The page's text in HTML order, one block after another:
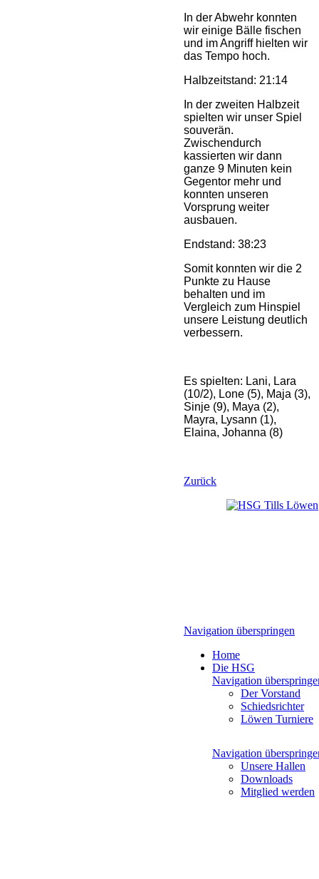
In der Abwehr konnten
wir einige Bälle fischen
und im Angriff hielten wir
das Tempo hoch.
Halbzeitstand: 21:14
In der zweiten Halbzeit
spielten wir unser Spiel
souverän.
Zwischendurch
kassierten wir dann
ganze 9 Minuten kein
Gegentor mehr und
konnten unseren
Vorsprung weiter
ausbauen.
Endstand: 38:23
Somit konnten wir die 2
Punkte zu Hause
behalten und im
Vergleich zum Hinspiel
unsere Leistung deutlich
verbessern.
Es spielten: Lani, Lara
(10/2), Lone (5), Maja (3),
Sinje (9), Maya (2),
Mayra, Lysann (1),
Elaina, Johanna (8)
Zurück
Navigation überspringen
Home
Die HSG
Navigation
Der Vorstand
Schiedsrichter
Löwen Turniere
Navigation
Unsere Hallen
Downloads
Mitglied werden